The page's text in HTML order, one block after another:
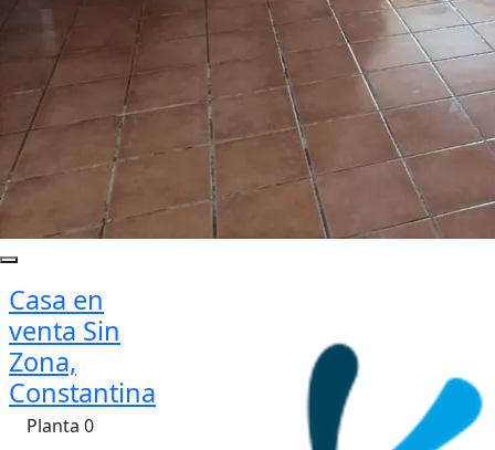
Casa en
venta Sin
Zona,
Constantina
Planta 0